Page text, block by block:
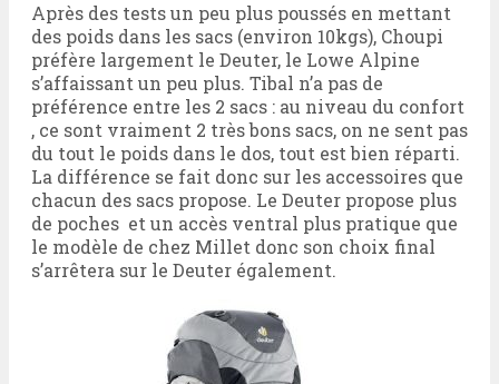
Après des tests un peu plus poussés en mettant
des poids dans les sacs (environ 10kgs), Choupi
préfère largement le Deuter, le Lowe Alpine
s’affaissant un peu plus. Tibal n’a pas de
préférence entre les 2 sacs : au niveau du confort
, ce sont vraiment 2 très bons sacs, on ne sent pas
du tout le poids dans le dos, tout est bien réparti.
La différence se fait donc sur les accessoires que
chacun des sacs propose. Le Deuter propose plus
de poches et un accès ventral plus pratique que
le modèle de chez Millet donc son choix final
s’arrêtera sur le Deuter également.